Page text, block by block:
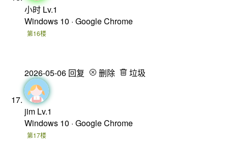
小时 Lv.1
Windows 10 · Google Chrome
第16楼
2026-05-06 回复 删除 垃圾
jim Lv.1
Windows 10 · Google Chrome
第17楼